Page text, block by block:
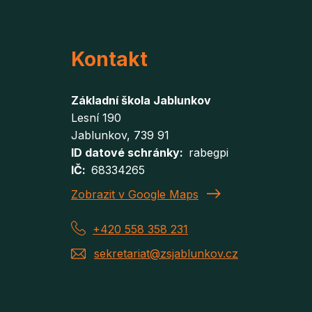
Kontakt
Základní škola Jablunkov
Lesní 190
Jablunkov, 739 91
ID datové schránky
rabegpi
IČ
68334265
Zobrazit v Google Maps
+420 558 358 231
sekretariat@zsjablunkov.cz